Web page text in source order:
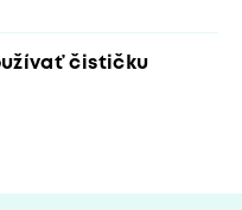
čističku